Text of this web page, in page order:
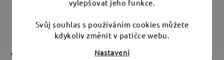
vylepšovat jeho funkce.
Svůj souhlas s používáním cookies můžete
kdykoliv změnit v patičce webu.
Nastavení
DO KOŠÍKU
Sada na čištění interiéru, včetně utěrek i bonus šamponu.